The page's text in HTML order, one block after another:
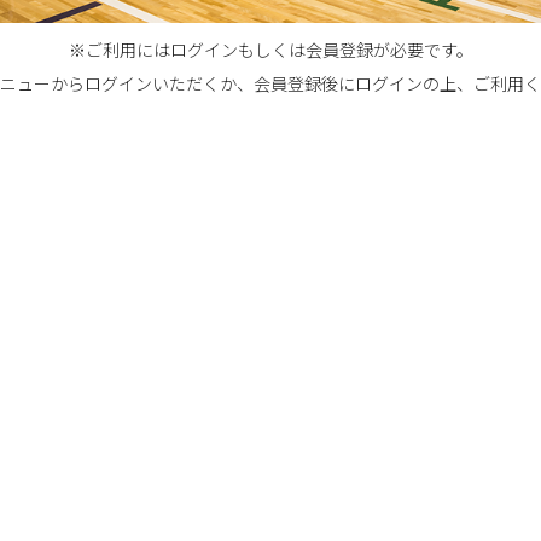
※ご利用にはログインもしくは会員登録が必要です。
ューからログインいただくか、会員登録後にログインの上、ご利用